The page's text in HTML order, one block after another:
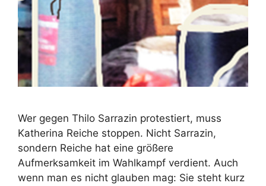
Wer gegen Thilo Sarrazin protestiert, muss
Katherina Reiche stoppen. Nicht Sarrazin,
sondern Reiche hat eine größere
Aufmerksamkeit im Wahlkampf verdient. Auch
wenn man es nicht glauben mag: Sie steht kurz